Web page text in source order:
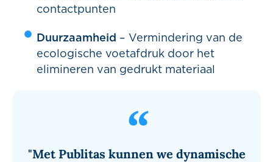
contactpunten
Duurzaamheid – Vermindering van de
ecologische voetafdruk door het
elimineren van gedrukt materiaal
"Met Publitas kunnen we dynamische